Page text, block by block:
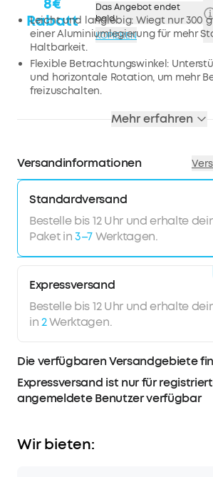
8€
Rabatt
Das Angebot endet
bald.
KOPIEREN
Leicht und langlebig: Wiegt nur 300
einer Aluminiumlegierung für mehr
Haltbarkeit.
Flexible Betrachtungswinkel:
und horizontale Rotation, um mehr
freizuschalten.
Schraubbefestigung mit einer
Mehr erfahren
Versandinformationen
Standardversand
Bestelle bis 12 Uhr und erhalte
Paket in3–7Werktagen.
Expressversand
Bestelle bis 12 Uhr und erhalte
in2Werktagen.
Die verfügbaren Versandgebiete
Expressversand ist nur für
angemeldete Benutzer verfügbar
Wir bieten: